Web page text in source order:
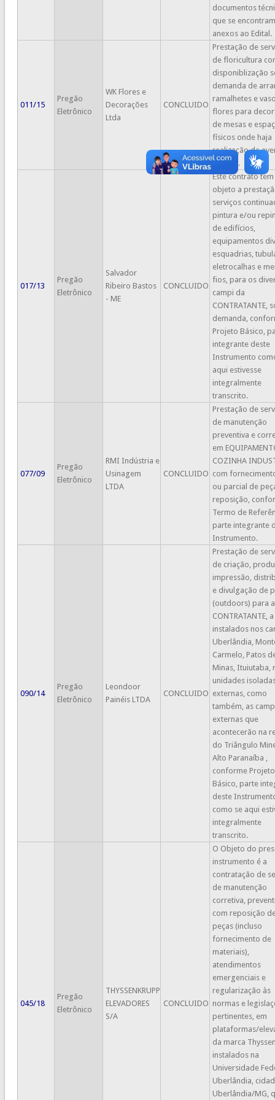
documentos
que se encontram
anexos ao Edital.
011/15
Pregão
Eletrônico
WK Flores e
Decorações
Ltda
CONCLUIDO
Prestação de
de floricultura
disponiblização
demanda de
ramalhetes e
flores para
de mesas e
físicos onde haja
realização de
da UFU.
017/13
Pregão
Eletrônico
Salvador
Ribeiro Bastos
- ME
CONCLUIDO
Este contrato
objeto a
serviços
pintura e/ou
de edifícios,
equipamentos
esquadrias,
eletrocalhas e
fios, para os
campi da
CONTRATANTE,
demanda,
Projeto Básico,
integrante deste
Instrumento
aqui estivesse
integralmente
transcrito.
077/09
Pregão
Eletrônico
RMI Indústria e
Usinagem
LTDA
CONCLUIDO
Prestação de
de manutenção
preventiva e
em
COZINHA
com
ou parcial de
reposição,
Termo de
parte integrante
Instrumento.
090/14
Pregão
Eletrônico
Leondoor
Painéis LTDA
CONCLUIDO
Prestação de
de criação,
impressão,
e divulgação de
(outdoors) para a
CONTRATANTE,
instalados nos
Uberlândia,
Carmelo, Patos
Minas, Ituiutaba,
unidades
externas, como
também, as
externas que
acontecerão na
do Triângulo
Alto Paranaíba ,
conforme Projeto
Básico, parte
deste
como se aqui
integralmente
transcrito.
045/18
Pregão
Eletrônico
THYSSENKRUPP
ELEVADORES
S/A
CONCLUIDO
O Objeto do
instrumento é a
contratação de
de manutenção
corretiva,
com reposição
peças (incluso
fornecimento de
materiais),
atendimentos
emergenciais e
regularização às
normas e
pertinentes, em
plataformas/
da marca
instalados na
Universidade
Uberlândia,
Uberlândia/MG,